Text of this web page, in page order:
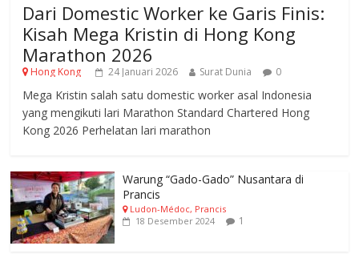
Dari Domestic Worker ke Garis Finis:
Kisah Mega Kristin di Hong Kong
Marathon 2026
Hong Kong 24 Januari 2026 Surat Dunia 0
Mega Kristin salah satu domestic worker asal Indonesia
yang mengikuti lari Marathon Standard Chartered Hong
Kong 2026 Perhelatan lari marathon
Warung “Gado-Gado” Nusantara di
Prancis
Ludon-Médoc, Prancis
18 Desember 2024
1